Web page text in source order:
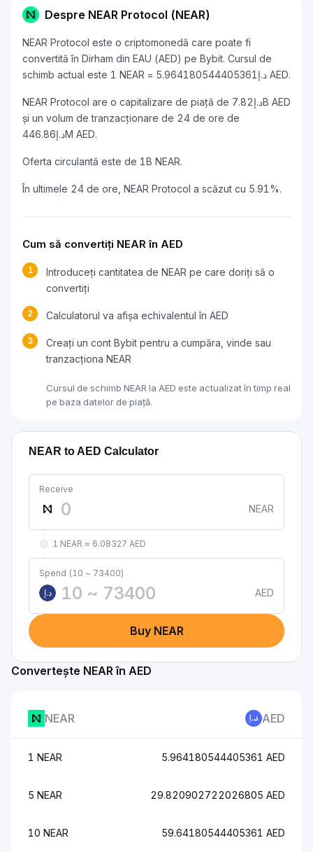
Despre NEAR Protocol (NEAR)
NEAR Protocol este o criptomonedă care poate fi
convertită în Dirham din EAU (AED) pe Bybit. Cursul de
schimb actual este 1 NEAR = د.إ5.964180544405361 AED.
NEAR Protocol are o capitalizare de piață de د.إ7.82B AED
și un volum de tranzacționare de 24 de ore de
د.إ446.86M AED.
Oferta circulantă este de 1B NEAR.
În ultimele 24 de ore, NEAR Protocol a scăzut cu 5.91%.
Cum să convertiți NEAR în AED
1
Introduceți cantitatea de NEAR pe care doriți să o
convertiți
2 Calculatorul va afișa echivalentul în AED
3
Creați un cont Bybit pentru a cumpăra, vinde sau
tranzacționa NEAR
Cursul de schimb NEAR la AED este actualizat în timp real
pe baza datelor de piață.
NEAR to AED Calculator
Receive
NEAR
1 NEAR ≈ 6.08327 AED
Spend (10 ~ 73400)
د.إ
AED
Buy NEAR
Convertește NEAR în AED
NEAR AED
1 NEAR 5.964180544405361 AED
5 NEAR 29.820902722026805 AED
10 NEAR 59.64180544405361 AED